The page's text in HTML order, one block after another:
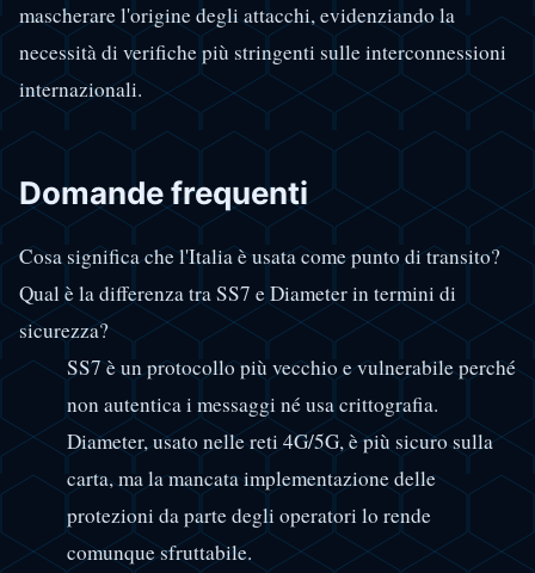
mascherare l'origine degli attacchi, evidenziando la
necessità di verifiche più stringenti sulle interconnessioni
internazionali.
Domande frequenti
Cosa significa che l'Italia è usata come punto di transito?
Qual è la differenza tra SS7 e Diameter in termini di
sicurezza?
SS7 è un protocollo più vecchio e vulnerabile perché
non autentica i messaggi né usa crittografia.
Diameter, usato nelle reti 4G/5G, è più sicuro sulla
carta, ma la mancata implementazione delle
protezioni da parte degli operatori lo rende
comunque sfruttabile.